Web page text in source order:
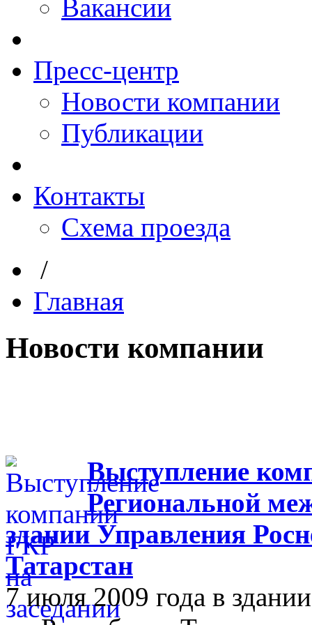
Вакансии
Пресс-центр
Новости компании
Публикации
Контакты
Схема проезда
/
Главная
Новости компании
Выступление
Региональной
здании Управления
Татарстан
7 июля 2009 года в